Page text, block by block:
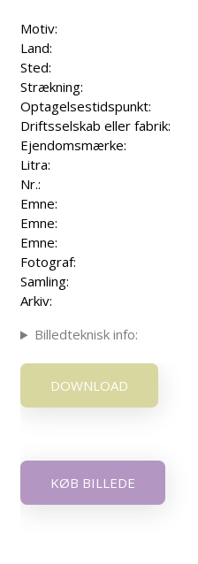
Motiv:
Land:
Sted:
Strækning:
Optagelsestidspunkt:
Driftsselskab eller fabrik:
Ejendomsmærke:
Litra:
Nr.:
Emne:
Emne:
Emne:
Fotograf:
Samling:
Arkiv:
Billedteknisk info:
DOWNLOAD
KØB BILLEDE